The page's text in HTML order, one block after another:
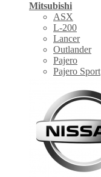
Mitsubishi
ASX
L-200
Lancer
Outlander
Pajero
Pajero Sport